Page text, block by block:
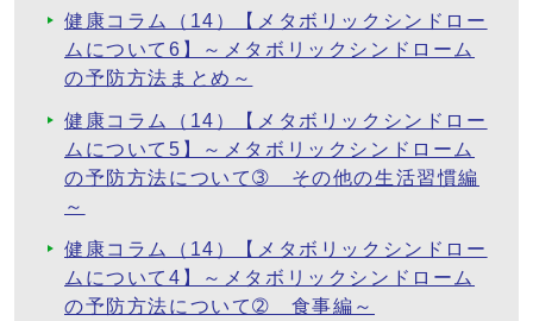
健康コラム（14）【メタボリックシンドロー
ムについて6】～メタボリックシンドローム
の予防方法まとめ～
健康コラム（14）【メタボリックシンドロー
ムについて5】～メタボリックシンドローム
の予防方法について➂ その他の生活習慣編
～
健康コラム（14）【メタボリックシンドロー
ムについて4】～メタボリックシンドローム
の予防方法について➁ 食事編～